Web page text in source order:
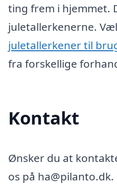
ting frem i hjemmet.
juletallerkenerne.
juletallerkener til
fra forskellige
Kontakt
Ønsker du at
os på ha@pilanto.dk.